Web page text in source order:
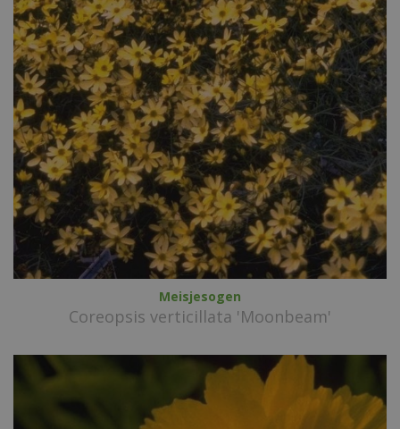
Meisjesogen
Coreopsis verticillata 'Moonbeam'